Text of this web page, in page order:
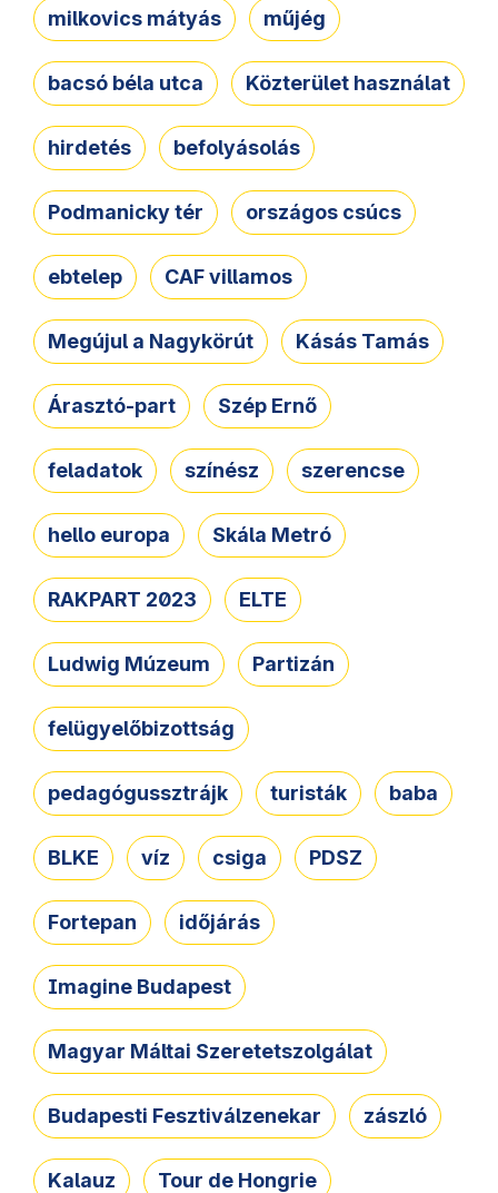
milkovics mátyás műjég
bacsó béla utca Közterület használat
hirdetés befolyásolás
Podmanicky tér országos csúcs
ebtelep CAF villamos
Megújul a Nagykörút Kásás Tamás
Árasztó-part Szép Ernő
feladatok színész szerencse
hello europa Skála Metró
RAKPART 2023 ELTE
Ludwig Múzeum Partizán
felügyelőbizottság
pedagógussztrájk turisták baba
BLKE víz csiga PDSZ
Fortepan időjárás
Imagine Budapest
Magyar Máltai Szeretetszolgálat
Budapesti Fesztiválzenekar zászló
Kalauz Tour de Hongrie